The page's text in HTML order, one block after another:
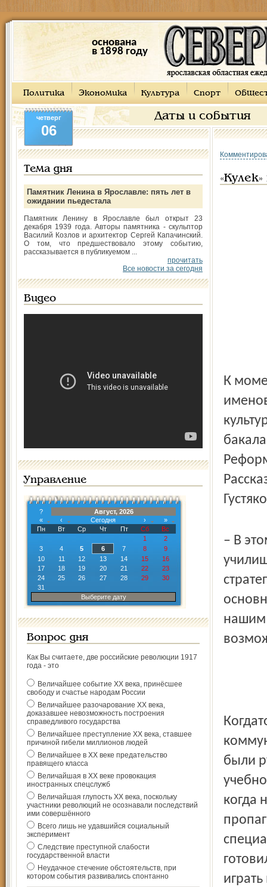
основана
в 1898 году
Политика Экономика Культура Спорт
Даты и события
четверг
06
Тема дня
Памятник Ленина в Ярославле: пять лет в
ожидании пьедестала
Памятник Ленину в Ярославле был открыт 23
декабря 1939 года. Авторы памятника - скульптор
Василий Козлов и архитектор Сергей Капачинский.
О том, что предшествовало этому событию,
рассказывается в публикуемом ...
прочитать
Все новости за сегодня
Видео
Управление
?
Август, 2026
«
‹ Сегодня ›
»
Пн
Вт Ср Чт Пт Сб
Вс
1
2
3
4 5 6 7 8
9
10
11 12 13 14 15
16
17
18 19 20 21 22
23
24
25 26 27 28 29
30
31
Выберите дату
Вопрос дня
Как Вы считаете, две российские революции 1917
года - это
Величайшее событие ХХ века, принёсшее
свободу и счастье народам России
Величайшее разочарование ХХ века,
доказавшее невозможность построения
справедливого государства
Величайшее преступление ХХ века, ставшее
причиной гибели миллионов людей
Величайшее в ХХ веке предательство
правящего класса
Величайшая в ХХ веке провокация
иностранных спецслужб
Величайшая глупость ХХ века, поскольку
участники революций не осознавали последствий
ими совершённого
Всего лишь не удавшийся социальный
эксперимент
Следствие преступной слабости
государственной власти
Неудачное стечение обстоятельств, при
котором события развивались спонтанно
К
– В
нашим
были
когда